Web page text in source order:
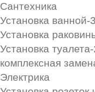
Сантехника
Установка ванной-
Установка
Установка
комплексная
Электрика